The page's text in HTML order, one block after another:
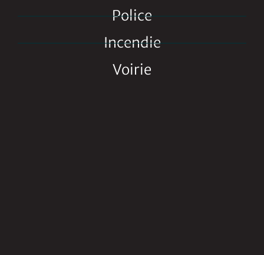
Police
Incendie
Voirie